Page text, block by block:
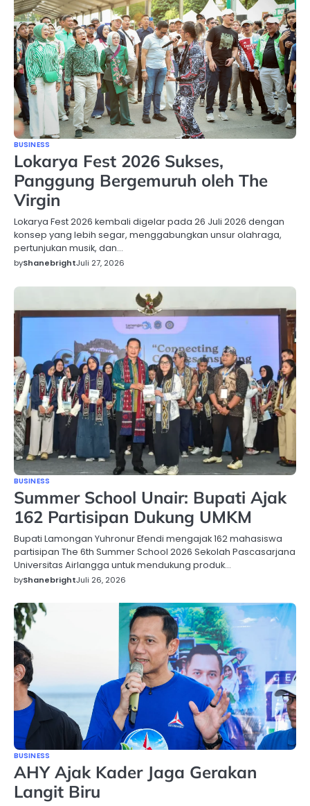
BUSINESS
Lokarya Fest 2026 Sukses,
Panggung Bergemuruh oleh The
Virgin
Lokarya Fest 2026 kembali digelar pada 26 Juli 2026 dengan
konsep yang lebih segar, menggabungkan unsur olahraga,
pertunjukan musik, dan…
byShanebrightJuli 27, 2026
BUSINESS
Summer School Unair: Bupati Ajak
162 Partisipan Dukung UMKM
Bupati Lamongan Yuhronur Efendi mengajak 162 mahasiswa
partisipan The 6th Summer School 2026 Sekolah Pascasarjana
Universitas Airlangga untuk mendukung produk…
byShanebrightJuli 26, 2026
BUSINESS
AHY Ajak Kader Jaga Gerakan
Langit Biru